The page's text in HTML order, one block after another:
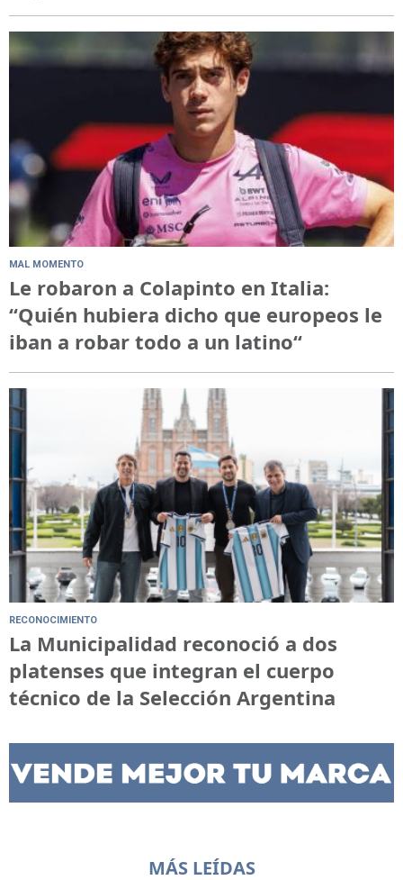
MAL MOMENTO
Le robaron a Colapinto en Italia:
“Quién hubiera dicho que europeos le
iban a robar todo a un latino“
RECONOCIMIENTO
La Municipalidad reconoció a dos
platenses que integran el cuerpo
técnico de la Selección Argentina
MÁS LEÍDAS